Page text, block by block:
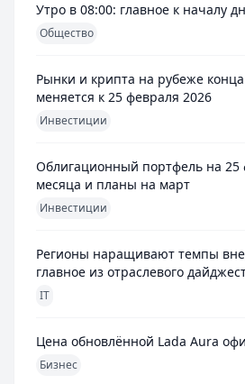
Утро в 08:00: главное к началу
Общество
Рынки и крипта на рубеже
меняется к 25 февраля 2026
Инвестиции
Облигационный портфель на 25
месяца и планы на март
Инвестиции
Регионы наращивают темпы
главное из отраслевого
IT
Цена обновлённой Lada Aura
Бизнес